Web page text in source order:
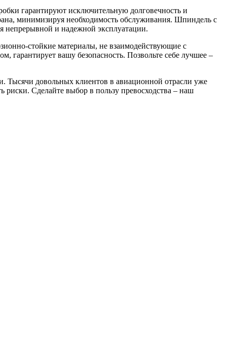
гарантируют исключительную долговечность и
минимизируя необходимость обслуживания. Шпиндель с
непрерывной и надежной эксплуатации.
стойкие материалы, не взаимодействующие с
гарантирует вашу безопасность. Позвольте себе лучшее –
Тысячи довольных клиентов в авиационной отрасли уже
Сделайте выбор в пользу превосходства – наш